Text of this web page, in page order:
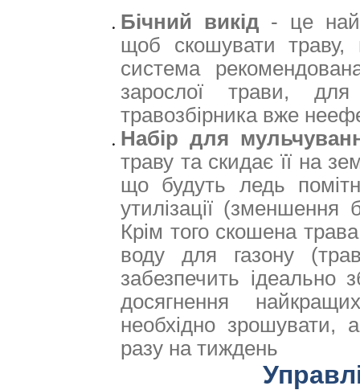
Бічний викід - це
щоб скошувати траву,
система
зарослої трави,
травозбірника вже
Набір для
траву та скидає її на
що будуть ледь
утилізації (зменшення
Крім того скошена
воду для газону
забезпечить ідеально
досягнення
необхідно зрошувати,
разу на тиждень